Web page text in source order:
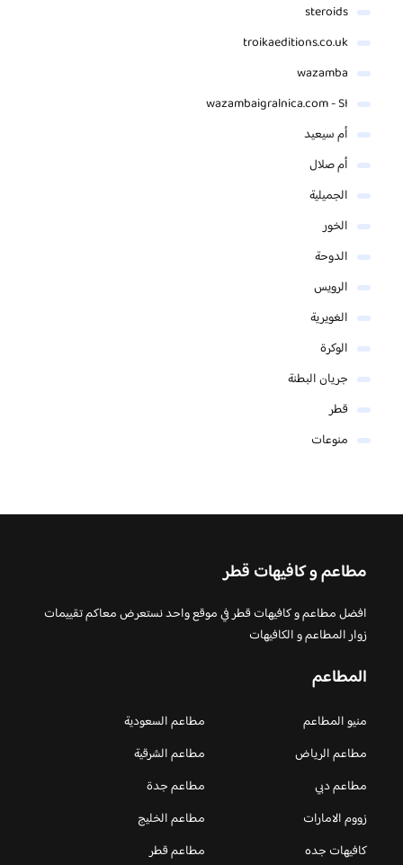
steroids
troikaeditions.co.uk
wazamba
wazambaigralnica.com - SI
أم سيعيد
أم صلال
الجميلية
الخور
الدوحة
الرويس
الغويرية
الوكرة
جريان البطنة
قطر
منوعات
مطاعم و كافيهات قطر
افضل مطاعم و كافيهات قطر في موقع واحد نستعرض معاكم تقييمات
زوار المطاعم و الكافيهات
المطاعم
منيو المطاعم
مطاعم السعودية
مطاعم الرياض
مطاعم الشرقية
مطاعم دبي
مطاعم جدة
زووم الامارات
مطاعم الخليج
كافيهات جده
مطاعم قطر